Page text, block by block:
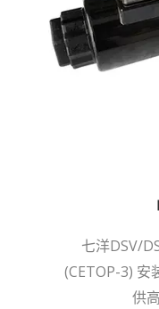
七洋DSV/
(CETOP-3) 安
供